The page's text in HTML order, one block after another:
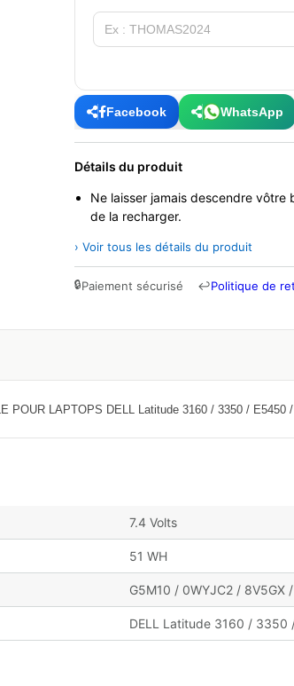
Facebook WhatsApp
Détails du produit
Ne laisser jamais descendre
de la recharger.
› Voir tous les détails du produit
🔒Paiement sécurisé ↩Politique de
POUR LAPTOPS DELL Latitude 3160 / 3350 /
7.4 Volts
51 WH
G5M10 / 0WYJC2 / 8V5GX
DELL Latitude 3160 /